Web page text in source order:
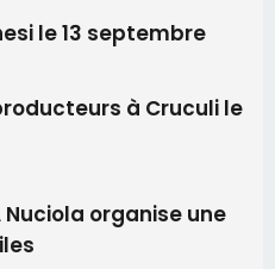
Gaspari retire